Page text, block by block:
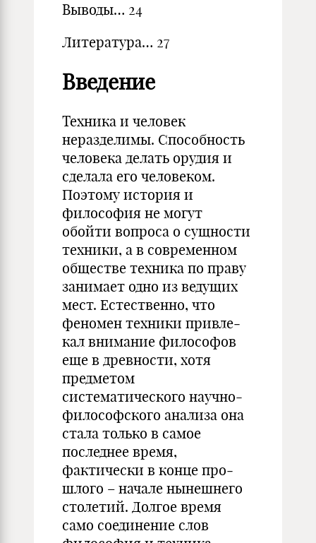
Выводы… 24
Литература… 27
Введение
Техника и человек
неразделимы. Способность
человека делать орудия и
сделала его человеком.
Поэтому история и
философия не могут
обойти вопроса о сущности
техники, а в современном
обществе техника по праву
занимает одно из ведущих
мест. Естественно, что
феномен техники привле­
кал внимание философов
еще в древности, хотя
предметом
систематического научно-
философского анализа она
стала только в самое
последнее время,
фактически в конце про­
шлого – начале нынешнего
столетий. Долгое время
само соединение слов